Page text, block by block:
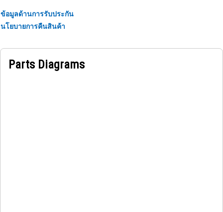
ข้อมูลด้านการรับประกัน
นโยบายการคืนสินค้า
Parts Diagrams